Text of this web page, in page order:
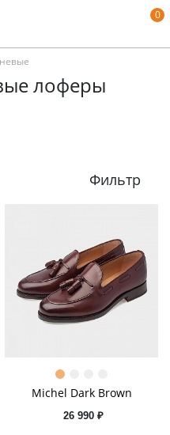
0
лоферы
Фильтр
Michel Dark Brown
26 990 ₽